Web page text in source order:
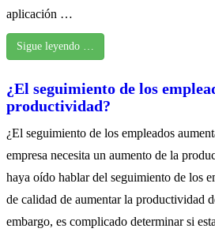
aplicación …
Sigue leyendo …
¿El seguimiento de los
productividad?
¿El seguimiento de los empleados
empresa necesita un aumento de la
haya oído hablar del seguimiento de los
de calidad de aumentar la productividad
embargo, es complicado determinar si